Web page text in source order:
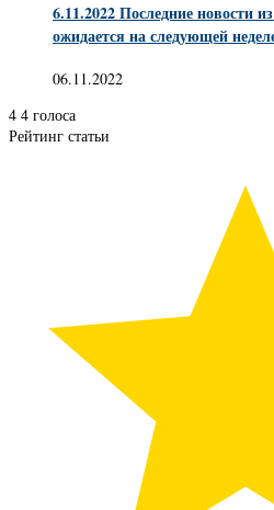
6.11.2022 Последние новости
ожидается на следующей
06.11.2022
4 4 голоса
Рейтинг статьи